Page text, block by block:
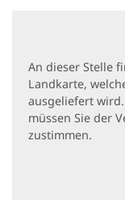
An dieser Stelle
Landkarte,
ausgeliefert
müssen Sie der
zustimmen.